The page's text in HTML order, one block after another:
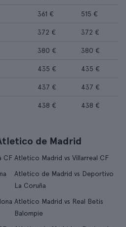
361 € 515 €
372 € 372 €
380 € 380 €
435 € 435 €
437 € 437 €
438 € 438 €
de Madrid
CF Atletico Madrid vs Villarreal CF
Atletico de Madrid vs Deportivo
La Coruña
Atletico Madrid vs Real Betis
Balompie